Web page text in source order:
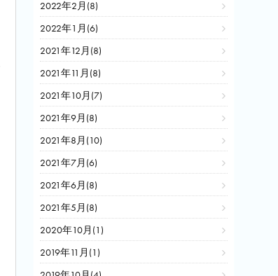
2022年2月(8)
2022年1月(6)
2021年12月(8)
2021年11月(8)
2021年10月(7)
2021年9月(8)
2021年8月(10)
2021年7月(6)
2021年6月(8)
2021年5月(8)
2020年10月(1)
2019年11月(1)